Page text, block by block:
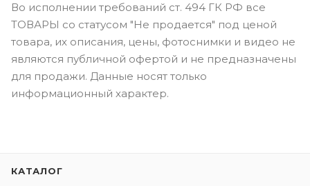
Во исполнении требований ст. 494 ГК РФ все
ТОВАРЫ со статусом "Не продается" под ценой
товара, их описания, цены, фотоснимки и видео не
являются публичной офертой и не предназначены
для продажи. Данные носят только
информационный характер.
КАТАЛОГ